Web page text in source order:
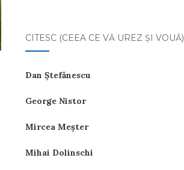
CITESC (CEEA CE VĂ UREZ ŞI VOUĂ)
Dan Ştefănescu
George Nistor
Mircea Meşter
Mihai Dolinschi